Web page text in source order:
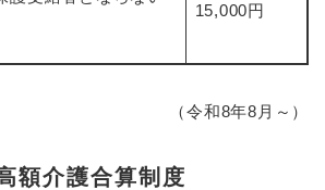
15,000円
（令和8年8月～）
額介護合算制度